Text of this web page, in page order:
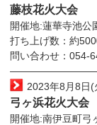
藤枝花火大会
開催地:蓮華寺池公
打ち上げ数：約
問い合わせ：054-
2023年8月8日
弓ヶ浜花火大会
開催地:南伊豆町弓